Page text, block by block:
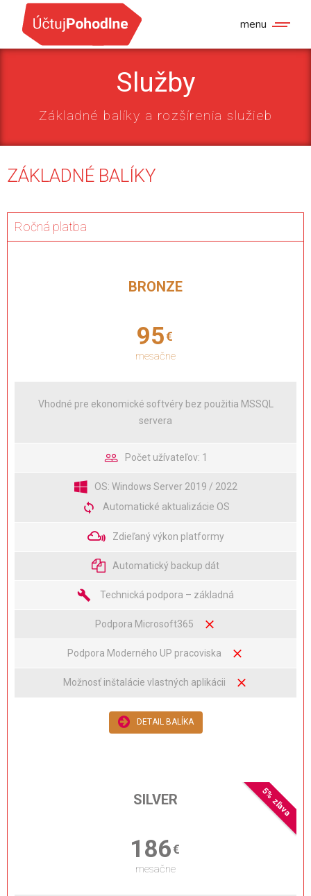
menu
Služby
Základné balíky a rozšírenia služieb
ZÁKLADNÉ BALÍKY
Ročná platba
BRONZE
95€
mesačne
Vhodné pre ekonomické softvéry bez použitia MSSQL
servera
Počet užívateľov: 1
OS: Windows Server 2019 / 2022
Automatické aktualizácie OS
Zdieľaný výkon platformy
Automatický backup dát
Technická podpora – základná
Podpora Microsoft365
Podpora Moderného UP pracoviska
Možnosť inštalácie vlastných aplikácii
DETAIL BALÍKA
5% zľava
SILVER
186€
mesačne